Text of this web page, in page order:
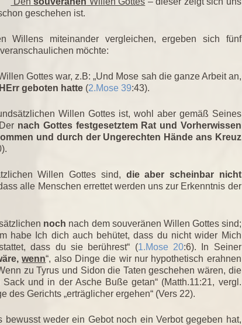
geschehen ist.
miteinander vergleichen, ergeben sich fünf
möchte:
Gottes war, z.B: „Und Mose sah die ganze Arbeit an,
geboten hatte (2.Mose 39:43).
Willen Gottes ist, wohl aber gemäß Seines
nach Gottes festgesetztem Rat und Vorherwissen
und durch der Ungerechten Hände ans Kreuz
Willen Gottes sind, die aber scheinbar nicht
alle Menschen errettet werden uns zur Erkenntnis der
noch nach dem souveränen Willen Gottes sind;
habe Ich dich auch behütet, dass du nicht wider Mich
dass du sie berührest“ (1.Mose 20:6). In Seiner
wenn“, also Dinge die wir nur hypothetisch erahnen
zu Tyrus und Sidon die Taten geschehen wären, die
und in der Asche Buße getan“ (Matth.11:21, vergl.
Gerichts „erträglicher ergehen“ (Vers 22).
weder ein Gebot noch ein Verbot gegeben hat,